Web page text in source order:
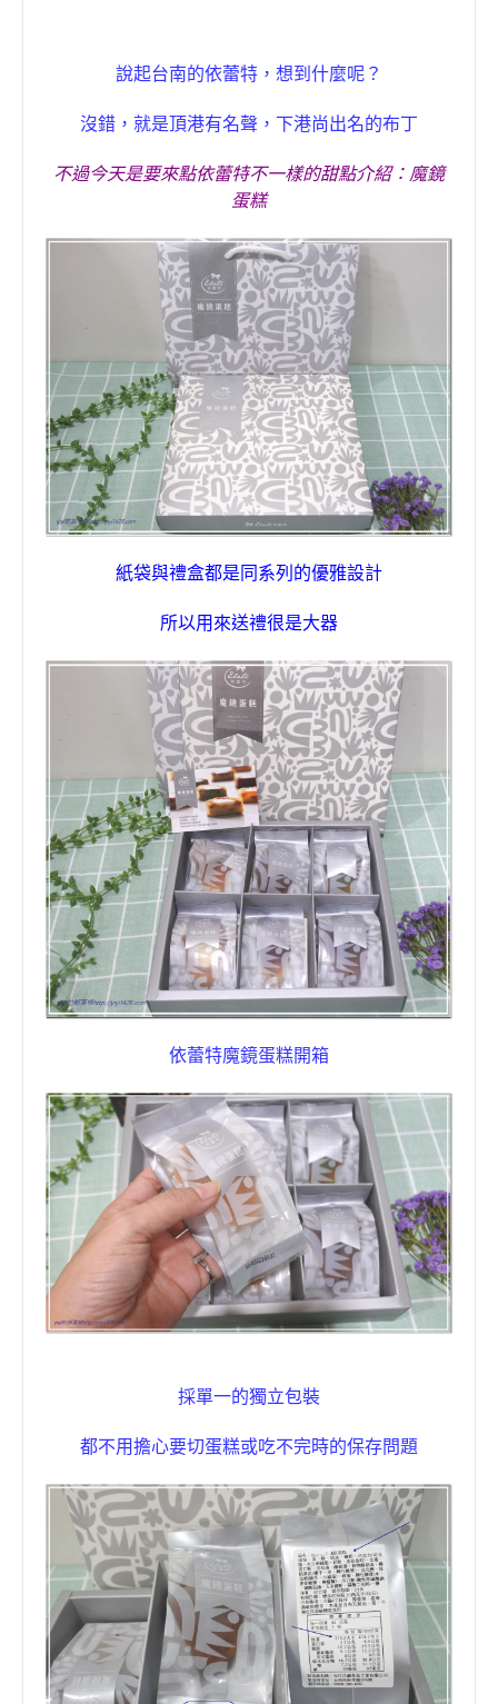
說起台南的依蕾特，想到什麼呢？
沒錯，就是頂港有名聲，下港尚出名的布丁
不過今天是要來點依蕾特不一樣的甜點介紹： 魔鏡
蛋糕
紙袋與禮盒都是同系列的優雅設計
所以用來送禮很是大器
依蕾特魔鏡蛋糕開箱
採單一的獨立包裝
都不用擔心要切蛋糕或吃不完時的保存問題